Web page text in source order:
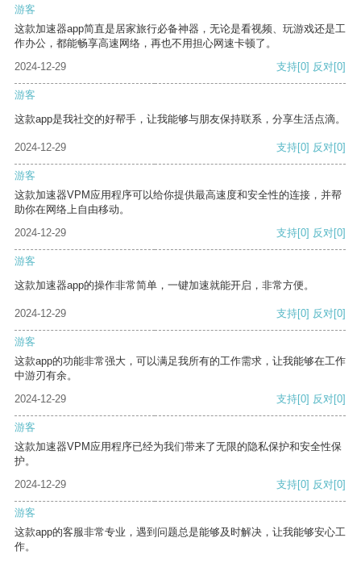
游客
这款加速器app简直是居家旅行必备神器，无论是看视频、玩游戏还是工
作办公，都能畅享高速网络，再也不用担心网速卡顿了。
2024-12-29
支持[0] 反对[0]
游客
这款app是我社交的好帮手，让我能够与朋友保持联系，分享生活点滴。
2024-12-29 支持[0] 反对[0]
游客
这款加速器VPM应用程序可以给你提供最高速度和安全性的连接，并帮
助你在网络上自由移动。
2024-12-29
支持[0] 反对[0]
游客
这款加速器app的操作非常简单，一键加速就能开启，非常方便。
2024-12-29 支持[0] 反对[0]
游客
这款app的功能非常强大，可以满足我所有的工作需求，让我能够在工作
中游刃有余。
2024-12-29
支持[0] 反对[0]
游客
这款加速器VPM应用程序已经为我们带来了无限的隐私保护和安全性保
护。
2024-12-29
支持[0] 反对[0]
游客
这款app的客服非常专业，遇到问题总是能够及时解决，让我能够安心工
作。